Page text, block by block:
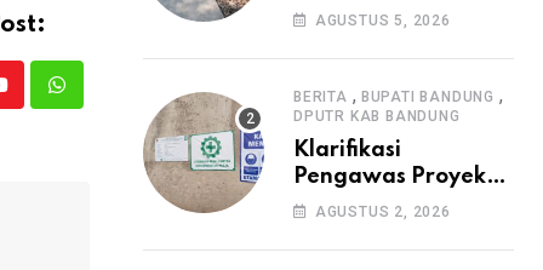
Whatsapp
Rawabogo Disorot
Tanpa Papan
Informasi Proyek
AGUSTUS 5, 2026
BERITA , BUPATI BANDUNG ,
DPUTR KAB BANDUNG
Klarifikasi
Pengawas Proyek
Citiis Terkait
Pengawasan K3
AGUSTUS 2, 2026